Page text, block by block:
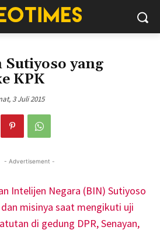
yang
KPK
3 Juli 2015
- Advertisement -